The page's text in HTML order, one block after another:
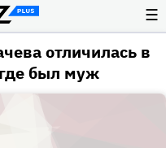
☰
отличилась в
был муж